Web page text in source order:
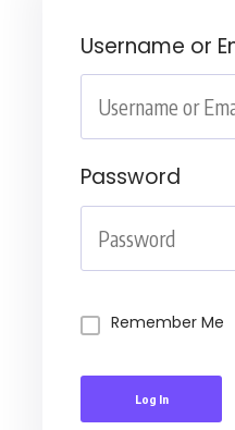
Username or
Password
Remember Me
Log In